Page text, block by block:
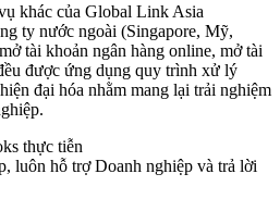
khác của Global Link Asia
ty nước ngoài (Singapore, Mỹ,
tài khoản ngân hàng online, mở tài
được ứng dụng quy trình xử lý
đại hóa nhằm mang lại trải nghiệm
luôn hỗ trợ Doanh nghiệp và trả lời